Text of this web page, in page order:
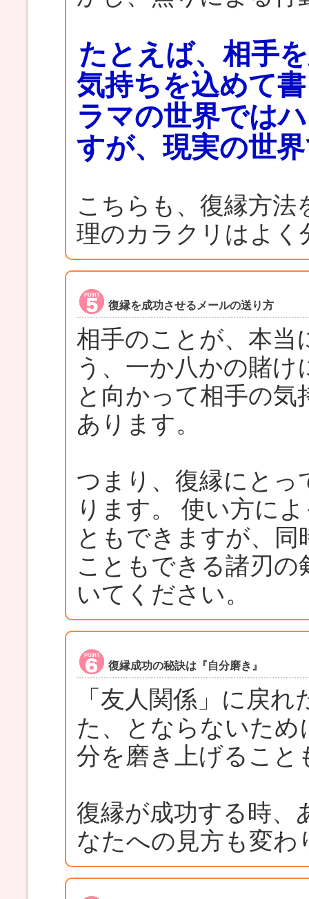
たとえば、相手
気持ちを込めて
ラマの世界では
すが、現実の世
こちらも、復縁方法
理のカラクリはよ
復縁を成功させるメールの送り方
相手のことが、本当
う、一か八かの賭
と向かって相手の
あります。
つまり、復縁にとっ
ります。 使い方に
ともできますが、
こともできる諸刃
いてください。
復縁成功の秘訣は『自分磨き』
「友人関係」に戻
た、とならないた
分を磨き上げること
復縁が成功する時、
なたへの見方も変わ